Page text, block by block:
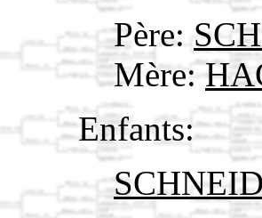
Père:
Mère:
Enfants: